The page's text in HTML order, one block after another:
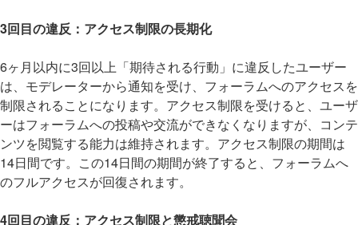
3回目の違反：アクセス制限の長期化
6ヶ月以内に3回以上「期待される行動」に違反したユーザー
は、モデレーターから通知を受け、フォーラムへのアクセスを
制限されることになります。アクセス制限を受けると、ユーザ
ーはフォーラムへの投稿や交流ができなくなりますが、コンテ
ンツを閲覧する能力は維持されます。アクセス制限の期間は
14日間です。この14日間の期間が終了すると、フォーラムへ
のフルアクセスが回復されます。
4回目の違反：アクセス制限と懲戒聴聞会